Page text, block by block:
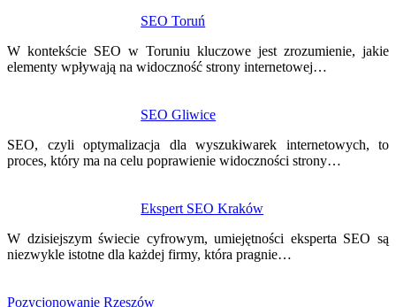
SEO Toruń
W kontekście SEO w Toruniu kluczowe jest zrozumienie, jakie
elementy wpływają na widoczność strony internetowej…
SEO Gliwice
SEO, czyli optymalizacja dla wyszukiwarek internetowych, to
proces, który ma na celu poprawienie widoczności strony…
Ekspert SEO Kraków
W dzisiejszym świecie cyfrowym, umiejętności eksperta SEO są
niezwykle istotne dla każdej firmy, która pragnie…
Pozycjonowanie Rzeszów